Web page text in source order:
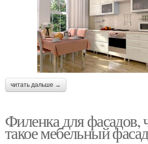
читать дальше →
Филенка для фасадов,
такое мебельный